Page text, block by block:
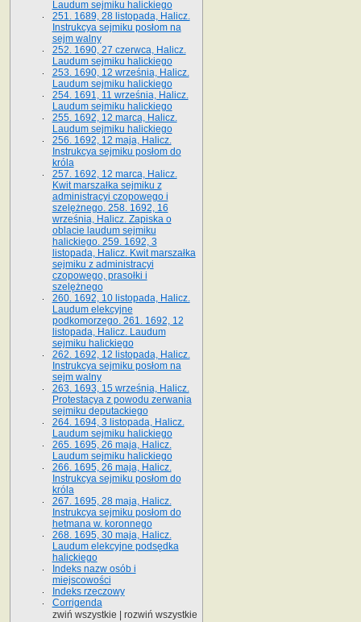
Laudum sejmiku halickiego
251. 1689, 28 listopada, Halicz.
Instrukcya sejmiku posłom na
sejm walny
252. 1690, 27 czerwca, Halicz.
Laudum sejmiku halickiego
253. 1690, 12 września, Halicz.
Laudum sejmiku halickiego
254. 1691, 11 września, Halicz.
Laudum sejmiku halickiego
255. 1692, 12 marca, Halicz.
Laudum sejmiku halickiego
256. 1692, 12 maja, Halicz.
Instrukcya sejmiku posłom do
króla
257. 1692, 12 marca, Halicz.
Kwit marszałka sejmiku z
administracyi czopowego i
szelężnego. 258. 1692, 16
września, Halicz. Zapiska o
oblacie laudum sejmiku
halickiego. 259. 1692, 3
listopada, Halicz. Kwit marszałka
sejmiku z administracyi
czopowego, prasołki i
szelężnego
260. 1692, 10 listopada, Halicz.
Laudum elekcyjne
podkomorzego. 261. 1692, 12
listopada, Halicz. Laudum
sejmiku halickiego
262. 1692, 12 listopada, Halicz.
Instrukcya sejmiku posłom na
sejm walny
263. 1693, 15 września, Halicz.
Protestacya z powodu zerwania
sejmiku deputackiego
264. 1694, 3 listopada, Halicz.
Laudum sejmiku halickiego
265. 1695, 26 maja, Halicz.
Laudum sejmiku halickiego
266. 1695, 26 maja, Halicz.
Instrukcya sejmiku posłom do
króla
267. 1695, 28 maja, Halicz.
Instrukcya sejmiku posłom do
hetmana w. koronnego
268. 1695, 30 maja, Halicz.
Laudum elekcyjne podsędka
halickiego
Indeks nazw osób i
miejscowości
Indeks rzeczowy
Corrigenda
zwiń wszystkie
rozwiń wszystkie